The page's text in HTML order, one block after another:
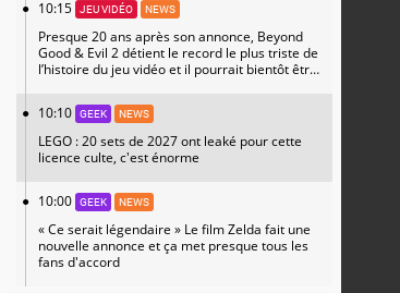
10:15
JEU VIDÉO NEWS
Presque 20 ans après son annonce, Beyond
Good & Evil 2 détient le record le plus triste de
l’histoire du jeu vidéo et il pourrait bientôt être
10:10
GEEK NEWS
LEGO : 20 sets de 2027 ont leaké pour cette
licence culte, c'est énorme
10:00 GEEK NEWS
« Ce serait légendaire » Le film Zelda fait une
nouvelle annonce et ça met presque tous les
fans d'accord